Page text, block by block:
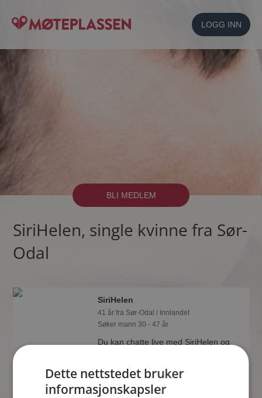
LOGG INN
BLI MEDLEM
SiriHelen, single kvinne fra Sør-
Odal
SiriHelen
41 år fra Sør-Odal i Innlandet
Søker mann 30 - 47 år
Du kan chatte live med SiriHelen og
å bli medlem.
Dette nettstedet bruker
informasjonskapsler